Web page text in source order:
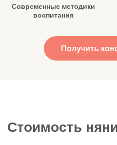
Современные методики
воспитания
Получить
Стоимость